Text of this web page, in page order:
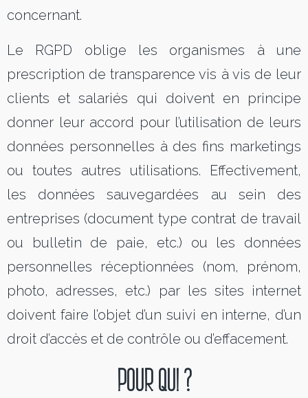
concernant.
Le RGPD oblige les organismes à une
prescription de transparence vis à vis de leur
clients et salariés qui doivent en principe
donner leur accord pour l’utilisation de leurs
données personnelles à des fins marketings
ou toutes autres utilisations. Effectivement,
les données sauvegardées au sein des
entreprises (document type contrat de travail
ou bulletin de paie, etc.) ou les données
personnelles réceptionnées (nom, prénom,
photo, adresses, etc.) par les sites internet
doivent faire l’objet d’un suivi en interne, d’un
droit d’accès et de contrôle ou d’effacement.
POUR QUI ?